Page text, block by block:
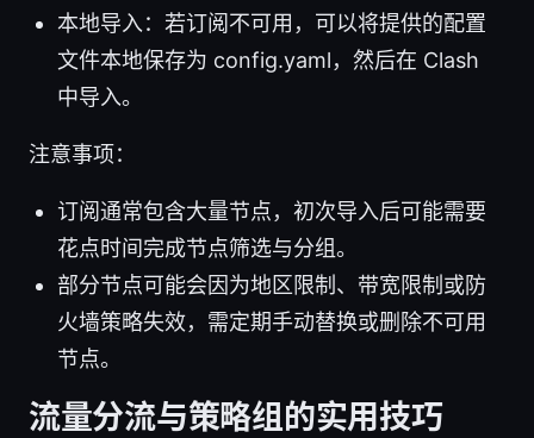
本地导入：若订阅不可用，可以将提供的配置
文件本地保存为 config.yaml，然后在 Clash
中导入。
注意事项：
订阅通常包含大量节点，初次导入后可能需要
花点时间完成节点筛选与分组。
部分节点可能会因为地区限制、带宽限制或防
火墙策略失效，需定期手动替换或删除不可用
节点。
流量分流与策略组的实用技巧